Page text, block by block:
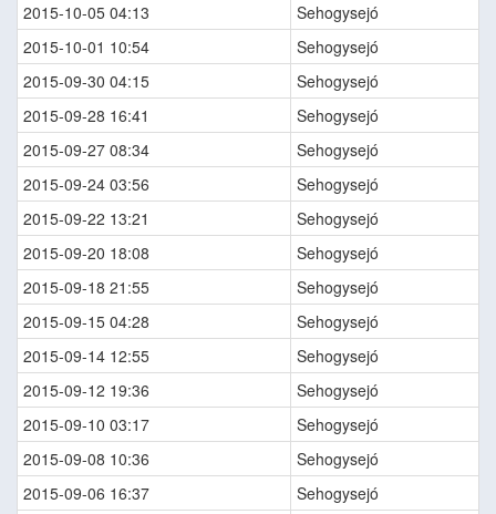
2015-10-05 04:13
Sehogysejó
2015-10-01 10:54
Sehogysejó
2015-09-30 04:15
Sehogysejó
2015-09-28 16:41
Sehogysejó
2015-09-27 08:34
Sehogysejó
2015-09-24 03:56
Sehogysejó
2015-09-22 13:21
Sehogysejó
2015-09-20 18:08
Sehogysejó
2015-09-18 21:55
Sehogysejó
2015-09-15 04:28
Sehogysejó
2015-09-14 12:55
Sehogysejó
2015-09-12 19:36
Sehogysejó
2015-09-10 03:17
Sehogysejó
2015-09-08 10:36
Sehogysejó
2015-09-06 16:37
Sehogysejó